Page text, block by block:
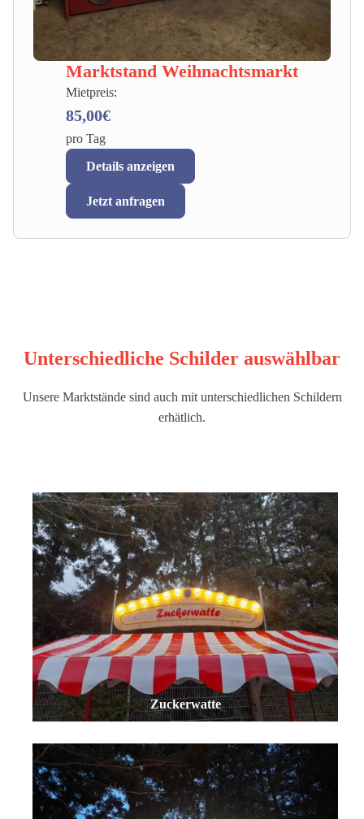
Marktstand Weihnachtsmarkt
Mietpreis:
85,00€
pro Tag
Details anzeigen
Jetzt anfragen
Unterschiedliche Schilder auswählbar
Unsere Marktstände sind auch mit unterschiedlichen Schildern
erhätlich.
Zuckerwatte